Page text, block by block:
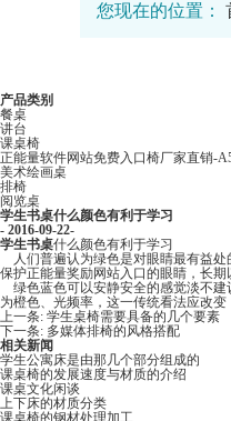
您现在的位置：
产品类别
餐桌
讲台
课桌椅
正能量软件网站免费入口椅厂家直销-
美术绘画桌
排椅
阅览桌
学生书桌什么颜色有利于学习
- 2016-09-22-
学生书桌什么颜色有利于学习
人们普遍认为绿色是对眼睛最有益处的
保护正能量奖励网站入口的眼睛，长期
绿色蓝色可以安静安全的感觉淡不建议绿
为橙色、光频率，这一传统看法应改变
上一条: 学生桌椅需要具备的几个要素
下一条: 多媒体排椅的风格搭配
相关新闻
学生公寓床是由那几个部分组成的
课桌椅的发展速度与材质的介绍
课桌文化闲谈
上下床的材质分类
课桌椅的钢材处理加工